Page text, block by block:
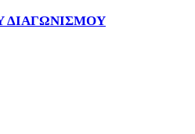
ΔΙΑΓΩΝΙΣΜΟΥ